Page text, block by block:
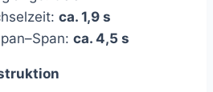
ca. 1,9 s
ca. 4,5 s